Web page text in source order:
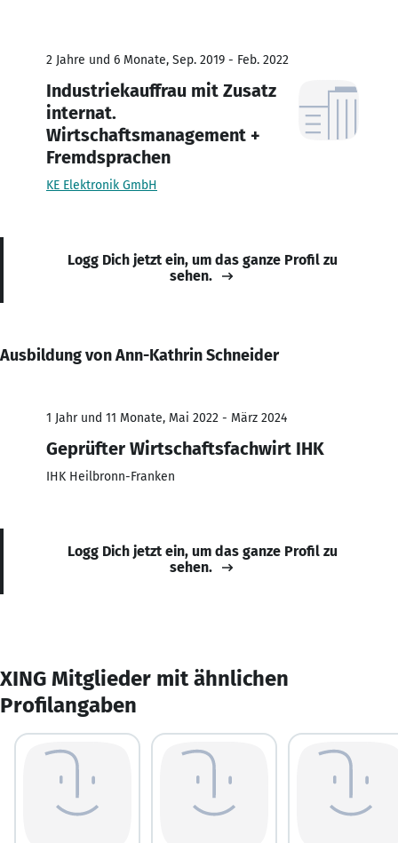
2 Jahre und 6 Monate, Sep. 2019 - Feb. 2022
Industriekauffrau mit Zusatz
internat.
Wirtschaftsmanagement +
Fremdsprachen
KE Elektronik GmbH
Logg Dich jetzt ein, um das ganze Profil zu
sehen.
Ausbildung von Ann-Kathrin Schneider
1 Jahr und 11 Monate, Mai 2022 - März 2024
Geprüfter Wirtschaftsfachwirt IHK
IHK Heilbronn-Franken
Logg Dich jetzt ein, um das ganze Profil zu
sehen.
XING Mitglieder mit ähnlichen
Profilangaben